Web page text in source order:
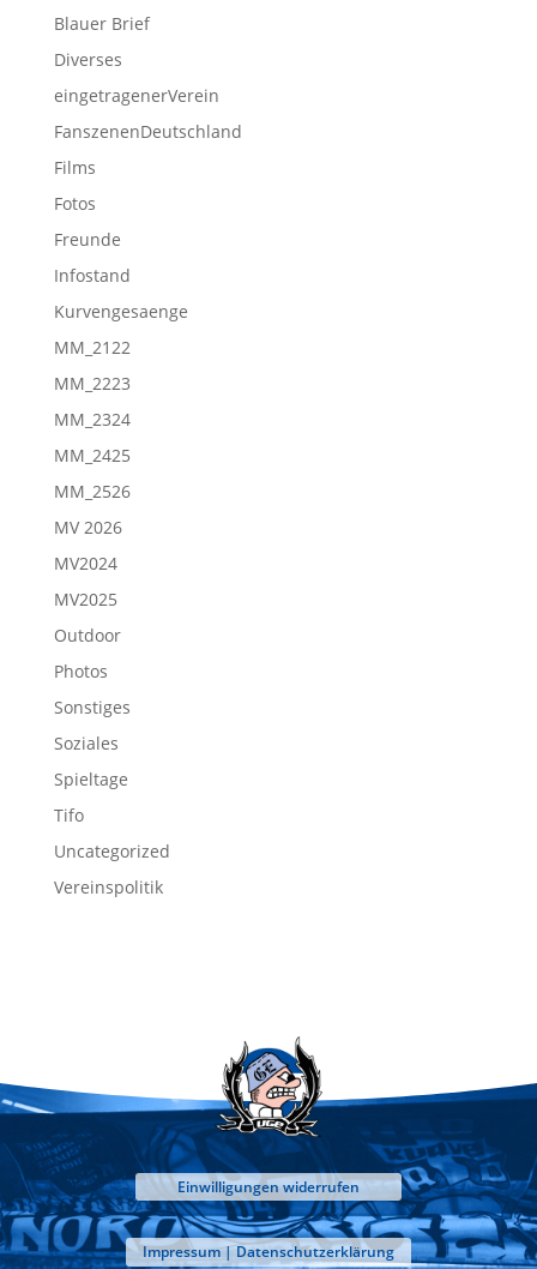
Blauer Brief
Diverses
eingetragenerVerein
FanszenenDeutschland
Films
Fotos
Freunde
Infostand
Kurvengesaenge
MM_2122
MM_2223
MM_2324
MM_2425
MM_2526
MV 2026
MV2024
MV2025
Outdoor
Photos
Sonstiges
Soziales
Spieltage
Tifo
Uncategorized
Vereinspolitik
Einwilligungen widerrufen
Impressum | Datenschutzerklärung